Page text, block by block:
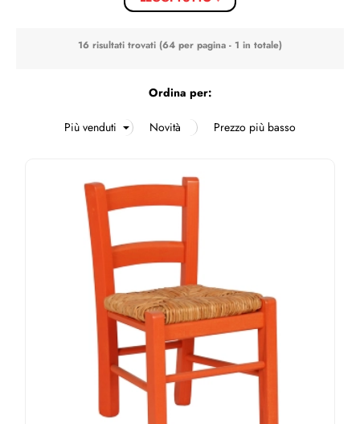
16 risultati trovati (64 per pagina - 1 in totale)
Ordina per: